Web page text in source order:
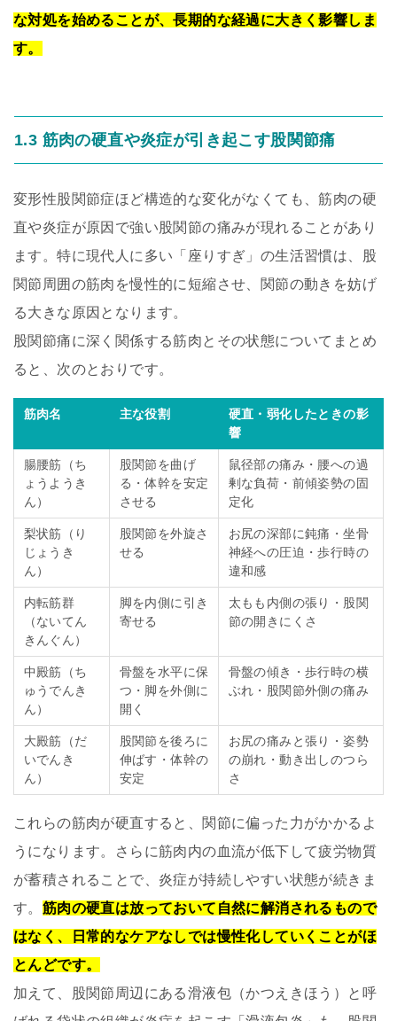
な対処を始めることが、長期的な経過に大きく影響しま
す。
1.3 筋肉の硬直や炎症が引き起こす股関節痛
変形性股関節症ほど構造的な変化がなくても、筋肉の硬
直や炎症が原因で強い股関節の痛みが現れることがあり
ます。特に現代人に多い「座りすぎ」の生活習慣は、股
関節周囲の筋肉を慢性的に短縮させ、関節の動きを妨げ
る大きな原因となります。
股関節痛に深く関係する筋肉とその状態についてまとめ
ると、次のとおりです。
筋肉名 主な役割
硬直・弱化したときの影
響
腸腰筋（ち
ょうようき
ん）
股関節を曲げ
る・体幹を安定
させる
鼠径部の痛み・腰への過
剰な負荷・前傾姿勢の固
定化
梨状筋（り
じょうき
ん）
股関節を外旋さ
せる
お尻の深部に鈍痛・坐骨
神経への圧迫・歩行時の
違和感
内転筋群
（ないてん
きんぐん）
脚を内側に引き
寄せる
太もも内側の張り・股関
節の開きにくさ
中殿筋（ち
ゅうでんき
ん）
骨盤を水平に保
つ・脚を外側に
開く
骨盤の傾き・歩行時の横
ぶれ・股関節外側の痛み
大殿筋（だ
いでんき
ん）
股関節を後ろに
伸ばす・体幹の
安定
お尻の痛みと張り・姿勢
の崩れ・動き出しのつら
さ
これらの筋肉が硬直すると、関節に偏った力がかかるよ
うになります。さらに筋肉内の血流が低下して疲労物質
が蓄積されることで、炎症が持続しやすい状態が続きま
す。 筋肉の硬直は放っておいて自然に解消されるもので
はなく、日常的なケアなしでは慢性化していくことがほ
とんどです。
加えて、股関節周辺にある滑液包（かつえきほう）と呼